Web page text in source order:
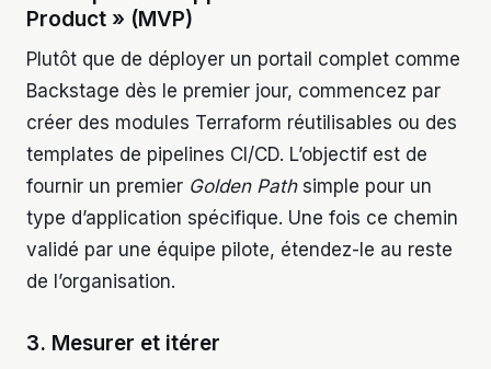
Product » (MVP)
Plutôt que de déployer un portail complet comme
Backstage dès le premier jour, commencez par
créer des modules Terraform réutilisables ou des
templates de pipelines CI/CD. L’objectif est de
fournir un premier Golden Pathsimple pour un
type d’application spécifique. Une fois ce chemin
validé par une équipe pilote, étendez-le au reste
de l’organisation.
3. Mesurer et itérer